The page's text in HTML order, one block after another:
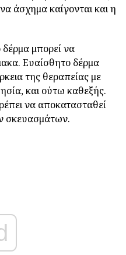
άσχημα καίγονται και η
δέρμα μπορεί να
Ευαίσθητο δέρμα
της θεραπείας με
και ούτω καθεξής.
να αποκατασταθεί
σκευασμάτων.